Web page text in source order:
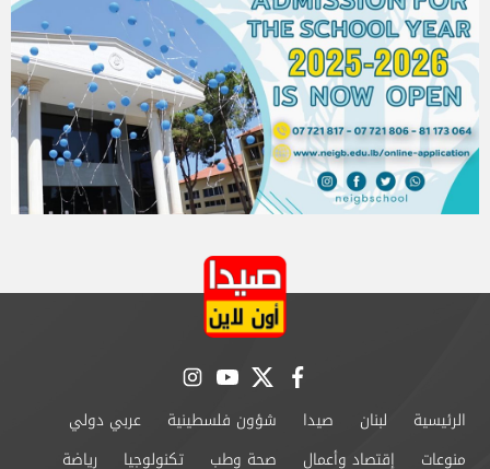
facebook
twitter
youtube
instagram
الرئيسية لبنان صيدا شؤون فلسطينية
عربي دولي
منوعات
إقتصاد وأعمال صحة وطب تكنولوجيا رياضة